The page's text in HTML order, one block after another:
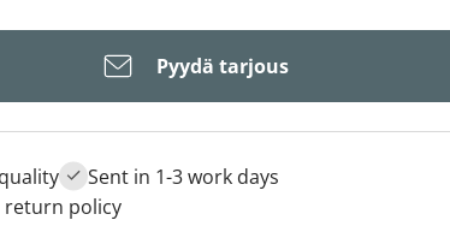
Pyydä tarjous
Sent in 1-3 work days
return policy